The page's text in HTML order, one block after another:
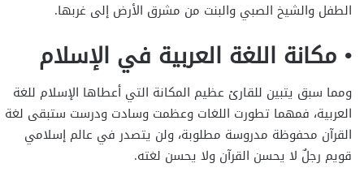
الطفل والشيخ الصبي والبنت من مشرق الأرض إلى غربها.
• مكانة اللغة العربية في الإسلام
ومما سبق يتبين للقارئ عظيم المكانة التي أعطاها الإسلام للغة
العربية، فمهما تطورت اللغات وعظمت وسادت ودرست ستبقى لغة
القرآن محفوظة مدروسة مطلوبة، ولن يتصدر في عالم إسلامي
قويم رجلٌ لا يحسن القرآن ولا يحسن لغته.